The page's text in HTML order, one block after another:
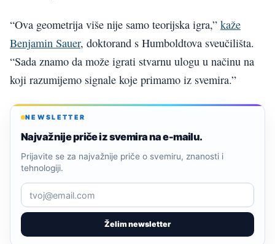
“Ova geometrija više nije samo teorijska igra,” kaže
Benjamin Sauer, doktorand s Humboldtova sveučilišta.
“Sada znamo da može igrati stvarnu ulogu u načinu na
koji razumijemo signale koje primamo iz svemira.”
NEWSLETTER
Najvažnije priče iz svemira na e-mailu.
Želim newsletter
Prijavite se za najvažnije priče o svemiru, znanosti i
tehnologiji.